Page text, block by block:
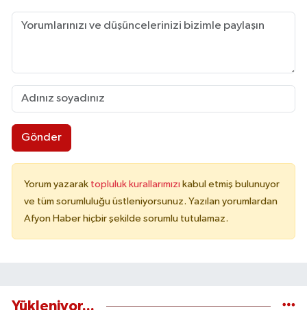
Gönder
Yorum yazarak topluluk kurallarımızı kabul etmiş bulunuyor
ve tüm sorumluluğu üstleniyorsunuz. Yazılan yorumlardan
Afyon Haber hiçbir şekilde sorumlu tutulamaz.
Yükleniyor...